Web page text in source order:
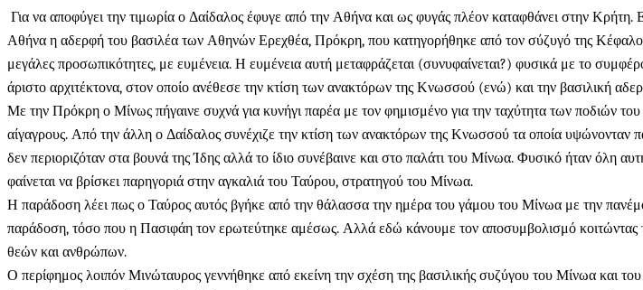
Για να αποφύγει την τιμωρία ο Δαίδαλος έφυγε από την Αθήνα και ως φυγάς πλέον καταφθάνει στην Κρήτη.
Αθήνα η αδερφή του βασιλέα των Αθηνών Ερεχθέα, Πρόκρη, που κατηγορήθηκε από τον σύζυγό της Κέφαλο
μεγάλες προσωπικότητες, με ευμένεια. Η ευμένεια αυτή μεταφράζεται (συνυφαίνεται?) φυσικά με το
άριστο αρχιτέκτονα, στον οποίο ανέθεσε την κτίση των ανακτόρων της Κνωσσού (ενώ) και την βασιλική
Με την Πρόκρη ο Μίνως πήγαινε συχνά για κυνήγι παρέα με τον φημισμένο για την ταχύτητα των ποδιών
αίγαγρους. Από την άλλη ο Δαίδαλος συνέχιζε την κτίση των ανακτόρων της Κνωσσού τα οποία
δεν περιοριζόταν στα βουνά της Ίδης αλλά το ίδιο συνέβαινε και στο παλάτι του Μίνωα. Φυσικό ήταν όλη
φαίνεται να βρίσκει παρηγοριά στην αγκαλιά του Ταύρου, στρατηγού του Μίνωα.
Η παράδοση λέει πως ο Ταύρος αυτός βγήκε από την θάλασσα την ημέρα του γάμου του Μίνωα με την
παράδοση, τόσο που η Πασιφάη τον ερωτεύτηκε αμέσως. Αλλά εδώ κάνουμε τον αποσυμβολισμό
θεών και ανθρώπων.
Ο περίφημος λοιπόν Μινώταυρος γεννήθηκε από εκείνη την σχέση της βασιλικής συζύγου του Μίνωα και